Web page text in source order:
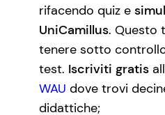
rifacendo quiz e
UniCamillus. Questo
tenere sotto
test. Iscriviti gratis
WAU dove trovi
didattiche;